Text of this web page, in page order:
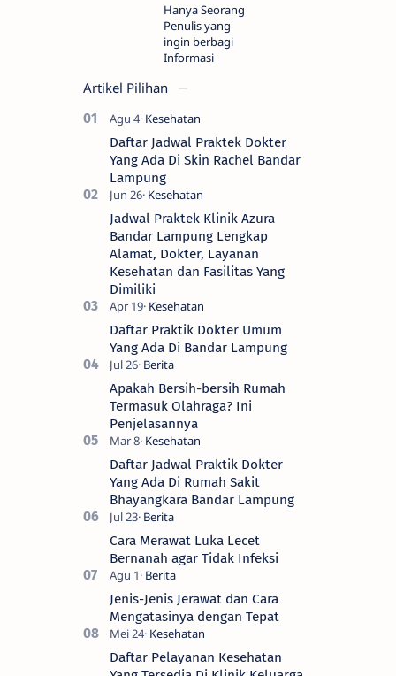
Hanya Seorang
Penulis yang
ingin berbagi
Informasi
Artikel Pilihan
Daftar Jadwal Praktek Dokter
Yang Ada Di Skin Rachel Bandar
Lampung
Jadwal Praktek Klinik Azura
Bandar Lampung Lengkap
Alamat, Dokter, Layanan
Kesehatan dan Fasilitas Yang
Dimiliki
Daftar Praktik Dokter Umum
Yang Ada Di Bandar Lampung
Apakah Bersih-bersih Rumah
Termasuk Olahraga? Ini
Penjelasannya
Daftar Jadwal Praktik Dokter
Yang Ada Di Rumah Sakit
Bhayangkara Bandar Lampung
Cara Merawat Luka Lecet
Bernanah agar Tidak Infeksi
Jenis-Jenis Jerawat dan Cara
Mengatasinya dengan Tepat
Daftar Pelayanan Kesehatan